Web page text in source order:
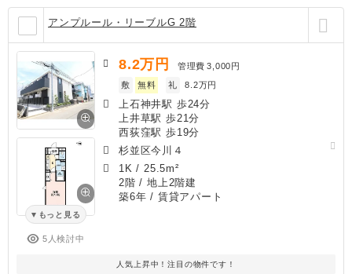
アンプルール・リーブルG 2階
もっと見る
5人検討中
8.2万円 管理費 3,000円
敷
無料 礼 8.2万円
上石神井駅 歩24分
上井草駅 歩21分
西荻窪駅 歩19分
杉並区今川４
1K / 25.5m²
2階 / 地上2階建
築6年 / 賃貸アパート
人気上昇中！注目の物件です！